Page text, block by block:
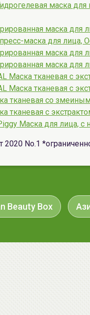
маска
маска
маска для лица,
маска для
маска для
Маска тканевая с
Маска тканевая с
тканевая со
тканевая с
Маска для лица, с
2020 No.1
Beauty Box